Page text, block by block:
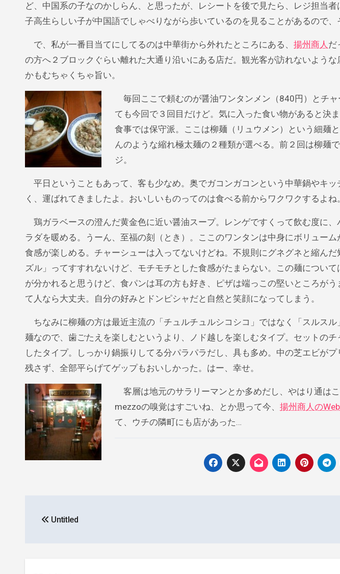
ど、中国系の子なのかしらん、と思ったが、レシートを後で見たら、レジ担当
子高生らしい子が中国語でしゃべりながら歩いているのを見ることがあるので、
で、私が一番目当てにしてるのは中華街から外れたところにある、 揚州商人 だ
の方へ２ブロックぐらい離れた大通り沿いにある店だ。観光客が訪れないよう
かもむちゃくちゃ旨い。
毎回ここで頼むのが醤油ワンタンメン（840円）とチ
ても今回で３回目だけど。気に入った食い物があると決
食事では保守派。ここは柳麺（リュウメン）という細麺
んのような縮れ極太麺の２種類が選べる。前２回は柳麺
ジ。
平日ということもあって、客も少なめ。奥でガコンガコンという中華鍋やキ
く、運ばれてきましたよ。おいしいものってのは食べる前からワクワクするよね。
鶏ガラベースの澄んだ黄金色に近い醤油スープ。レンゲですくって飲む度に、
ラダを暖める。うーん、至福の刻（とき）。ここのワンタンは中身にボリュー
食感が楽しめる。チャーシューは入ってないけどね。不規則にグネグネと縮ん
ズル」ってすすれないけど、モチモチとした食感がたまらない。この麺について
が分かれると思うけど、食パンは耳の方も好き、ピザは端っこの堅いところがう
て人なら大丈夫。自分の好みとドンピシャだと自然と笑顔になってしまう。
ちなみに柳麺の方は最近主流の「チュルチュルシコシコ」ではなく「スルス
麺なので、歯ごたえを楽しむというより、ノド越しを楽しむタイプ。セットの
したタイプ。しっかり鍋振りしてる分パラパラだし、具も多め。中の芝エビが
残さず、全部平らげてゲップもおいしかった。はー、幸せ。
客層は地元のサラリーマンとか多めだし、やはり通は
mezzoの嗅覚はすごいね、とか思って今、 揚州商人の
て、ウチの隣町にも店があった…
Untitled